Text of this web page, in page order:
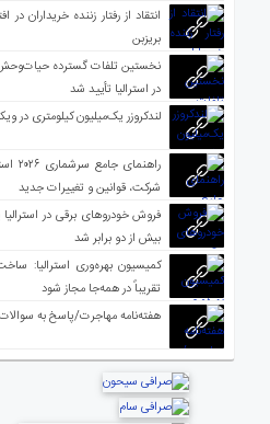
انتقاد از رفتار زننده خریداران در
بریزبن
نخستین تلفات گسترده حیات‌وحش
در استرالیا تأیید شد
لندکروزر یک‌میلیون کیلومتری در
شرکت، قوانین و تغییرات جدید
فروش خودروهای برقی در
بیش از دو برابر شد
کمیسیون بهره‌وری استرالیا:
تقریباً در همه‌جا مجاز شود
هفته‌نامه مهاجرت/پاسخ به سوالات